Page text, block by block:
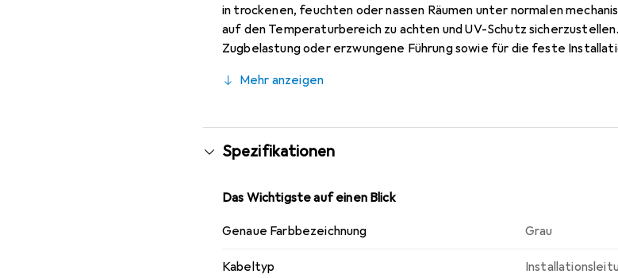
in trockenen, feuchten oder nassen Räumen unter normalen
auf den Temperaturbereich zu achten und UV-Schutz
Zugbelastung oder erzwungene Führung sowie für die feste
Mehr anzeigen
Spezifikationen
Das Wichtigste auf einen Blick
Genaue Farbbezeichnung Grau
Kabeltyp